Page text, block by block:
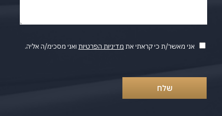
אני מאשר/ת כי קראתי את מדיניות הפרטיות ואני מסכימ/ה אליה.